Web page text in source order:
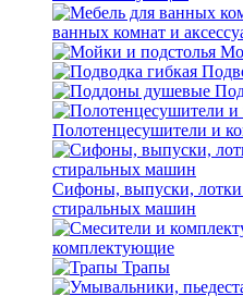
ванных комнат и
Полотенцесушители и
Сифоны, выпуски,
стиральных машин
комплектующие
Трапы